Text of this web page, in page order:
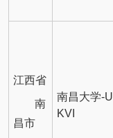
江西省
南
昌市
南昌大学-U
KVI